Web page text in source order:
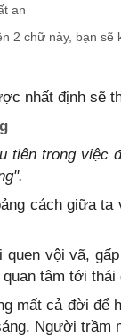
an
2 chữ này, bạn
nhất định sẽ
tiên trong việc
cách giữa
vội vã,
tâm tới
mất cả đời để
Người trầm